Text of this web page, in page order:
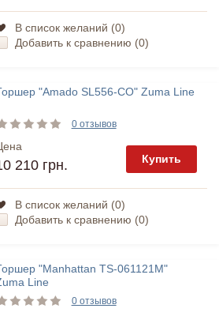
В список желаний (0)
Добавить к сравнению (0)
"Amado SL556-CO" Zuma Line
0 отзывов
210 грн. Купить
В список желаний (0)
Добавить к сравнению (0)
"Manhattan TS-061121M"
Line
0 отзывов